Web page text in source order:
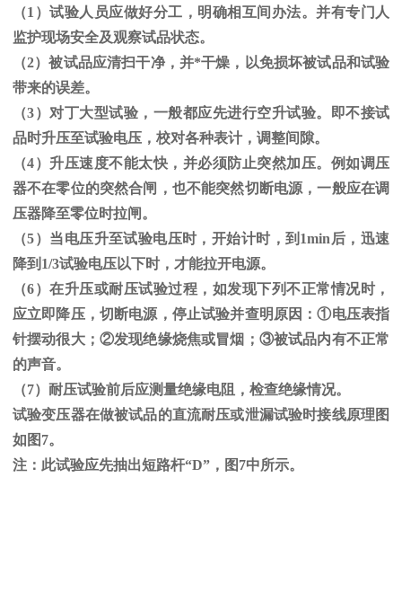
（1 ）试验人员应做好分工，明确相互间办法。并有专门人
监护现场安全及观察试品状态。
（2）被试品应清扫干净，并*干燥，以免损坏被试品和试验
带来的误差。
（3）对丁大型试验，一般都应先进行空升试验。即不接试
品时升压至试验电压，校对各种表计，调整间隙。
（4）升压速度不能太快，并必须防止突然加压。例如调压
器不在零位的突然合闸，也不能突然切断电源，一般应在调
压器降至零位时拉闸。
（5）当电压升至试验电压时，开始计时，到 1min 后，迅速
降到 1/3试验电压以下时，才能拉开电源。
（6）在升压或耐压试验过程，如发现下列不正常情况时，
应立即降压，切断电源，停止试验并查明原因：①电压表指
针摆动很大； ②发现绝缘烧焦或冒烟； ③被试品内有不正常
的声音。
（7）耐压试验前后应测量绝缘电阻，检查绝缘情况。
试验变压器在做被试品的直流耐压或泄漏试验时接线原理图
如图 7。
注：此试验应先抽出短路杆“D”，图 7中所示。